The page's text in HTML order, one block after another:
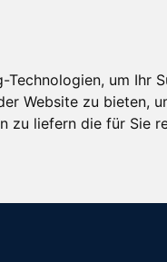
um Ihr
Website zu bieten,
zu liefern die für Sie